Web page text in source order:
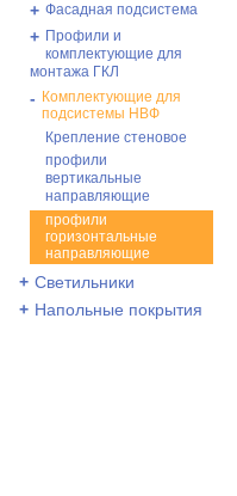
+ Фасадная подсистема
+ Профили и
комплектующие для
монтажа ГКЛ
- Комплектующие для
подсистемы НВФ
Крепление стеновое
профили
вертикальные
направляющие
профили
горизонтальные
направляющие
+ Светильники
+ Напольные покрытия